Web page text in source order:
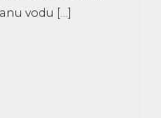
vodu […]